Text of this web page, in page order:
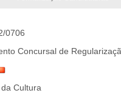
0706
Concursal de
Cultura